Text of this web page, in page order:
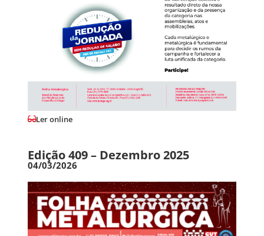
Ler online
Edição 409 – Dezembro 2025
04/03/2026